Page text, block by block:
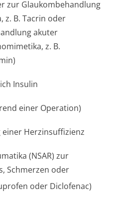
zur Glaukombehandlung
z. B. Tacrin oder
akuter
z. B.
Insulin
einer Operation)
Herzinsuffizienz
(NSAR) zur
Schmerzen oder
oder Diclofenac)